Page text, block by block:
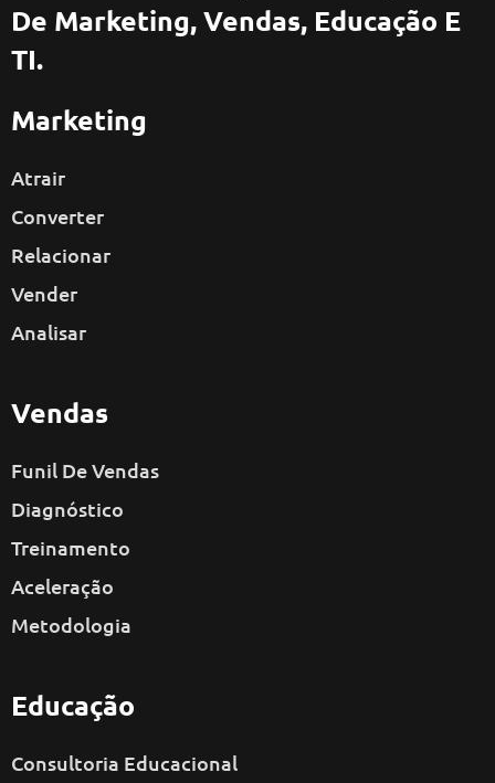
De Marketing, Vendas, Educação E
TI.
Marketing
Atrair
Converter
Relacionar
Vender
Analisar
Vendas
Funil De Vendas
Diagnóstico
Treinamento
Aceleração
Metodologia
Educação
Consultoria Educacional